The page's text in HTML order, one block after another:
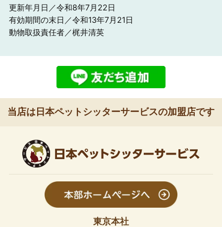
更新年月日／令和8年7月22日
有効期間の末日／令和13年7月21日
動物取扱責任者／梶井清英
当店は日本ペットシッターサービスの加盟店です
東京本社